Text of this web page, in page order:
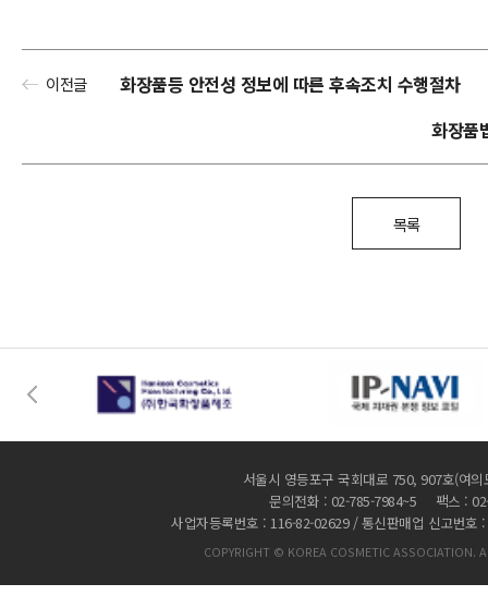
이전글
화장품등 안전성 정보에 따른 후속조치 수행절차
화장품
목록
서울시 영등포구 국회대로 750, 907호(여
문의전화 : 02-785-7984~5 팩스 :
사업자등록번호 : 116-82-02629 / 통신판매업 신고번호
COPYRIGHT © KOREA COSMETIC ASSOCIATION.